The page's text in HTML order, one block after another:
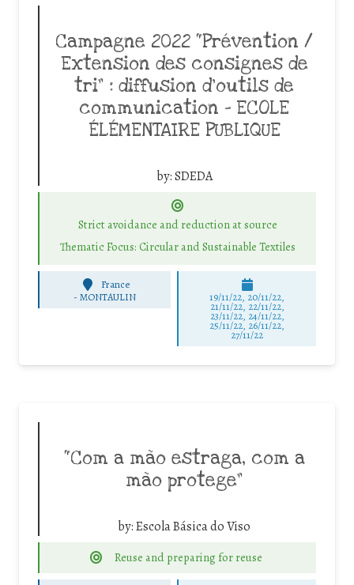
Campagne 2022 “Prévention /
Extension des consignes de
tri” : diffusion d’outils de
communication – ECOLE
ÉLÉMENTAIRE PUBLIQUE
by:SDEDA
Strict avoidance and reduction at source
Thematic Focus: Circular and Sustainable Textiles
France
-MONTAULIN 19/11/22, 20/11/22,
21/11/22, 22/11/22,
23/11/22, 24/11/22,
25/11/22, 26/11/22,
27/11/22
“Com a mão estraga, com a
mão protege”
by:Escola Básica do Viso
Reuse and preparing for reuse